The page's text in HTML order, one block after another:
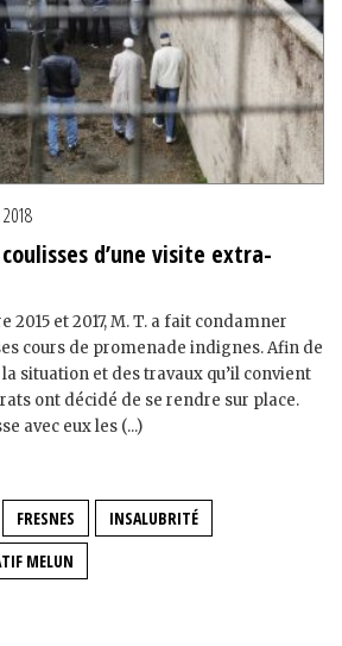
d’une visite extra-
2015 et 2017, M. T. a fait condamner
cours de promenade indignes. Afin de
situation et des travaux qu’il convient
ont décidé de se rendre sur place.
avec eux les (...)
FRESNES
INSALUBRITÉ
MELUN